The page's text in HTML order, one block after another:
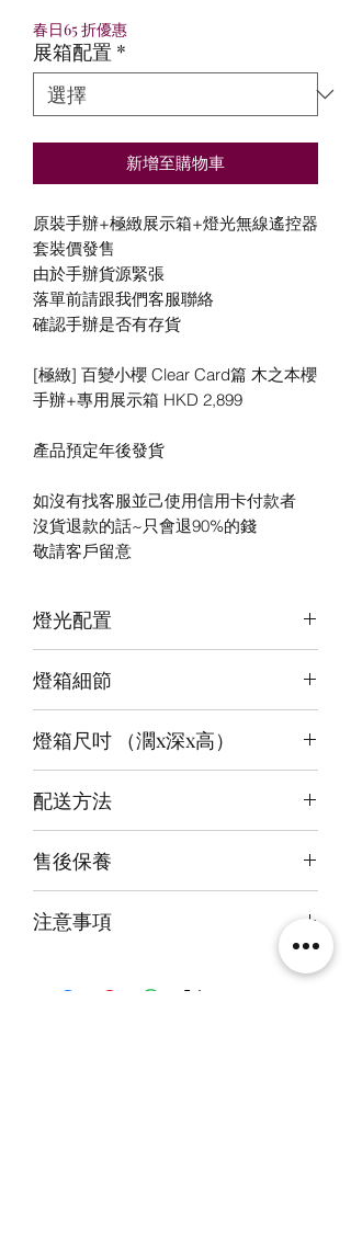
格
格
春日65 折優惠
展箱配置 *
新增至購物車
原裝手辦+極緻展示箱+燈光無線遙控器
套裝價發售
由於手辦貨源緊張
落單前請跟我們客服聯絡
確認手辦是否有存貨
[極緻] 百變小櫻 Clear Card篇 木之本櫻
手辦+專用展示箱 HKD 2,899
產品預定年後發貨
如沒有找客服並己使用信用卡付款者
沒貨退款的話~只會退90%的錢
敬請客戶留意
燈光配置
頂板：水紅白+白 (進階 / 極緻)
背板：白 (進階 / 極緻)
底板：冰藍+白 ( 極緻)
燈箱細節
前、左、右雕刻＋背及底版噴繪(左
右雕為極緻款限定)
3mm亞克力膠板
燈箱尺吋 （濶x深x高）
外尺吋
【極緻】33.6x28x44.6cm/
【進階】33.6x28x42.6cm/
【設計】33.6x26.6x41.6cm
配送方法
快遞到付直送府上 或 自提樂物流中
心取貨@銅鑼灣地帶2/F 286號鋪
售後保養
火牛燈板一年免費保用
注意事項
貨量有限，請先向客服查詢存貨才下
單。如沒有找客服並己使用信用卡付款